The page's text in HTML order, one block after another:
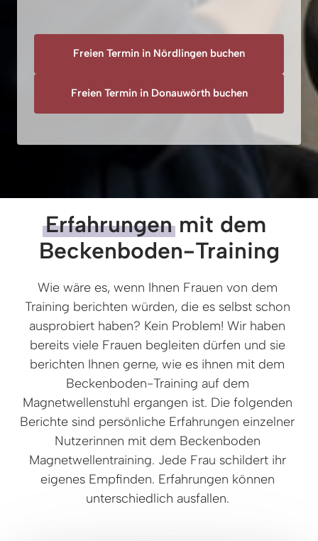
Freien Termin in Nördlingen buchen
Freien Termin in Donauwörth buchen
Erfahrungen mit dem
Beckenboden-Training
Wie wäre es, wenn Ihnen Frauen von dem
Training berichten würden, die es selbst schon
ausprobiert haben? Kein Problem! Wir haben
bereits viele Frauen begleiten dürfen und sie
berichten Ihnen gerne, wie es ihnen mit dem
Beckenboden-Training auf dem
Magnetwellenstuhl ergangen ist. Die folgenden
Berichte sind persönliche Erfahrungen einzelner
Nutzerinnen mit dem Beckenboden
Magnetwellentraining. Jede Frau schildert ihr
eigenes Empfinden. Erfahrungen können
unterschiedlich ausfallen.